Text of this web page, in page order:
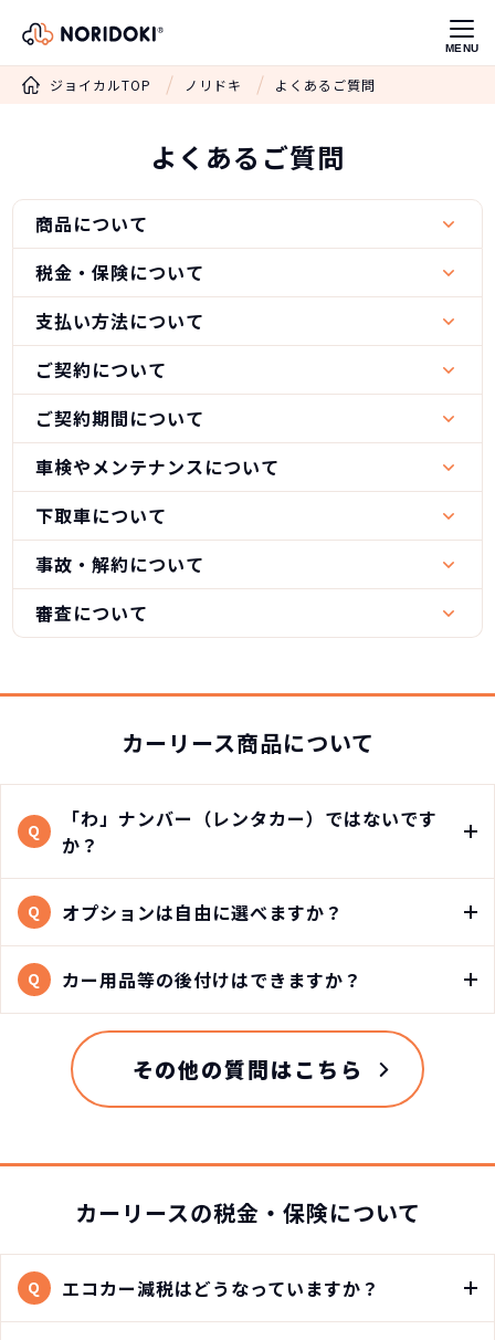
MENU
ジョイカルTOP ノリドキ よくあるご質問
よくあるご質問
商品について
税金・保険について
支払い方法について
ご契約について
ご契約期間について
車検やメンテナンスについて
下取車について
事故・解約について
審査について
カーリース商品について
Q
「わ」ナンバー（レンタカー）ではないです
か？
Q オプションは自由に選べますか？
Q カー用品等の後付けはできますか？
その他の質問はこちら
カーリースの税金・保険について
Q エコカー減税はどうなっていますか？